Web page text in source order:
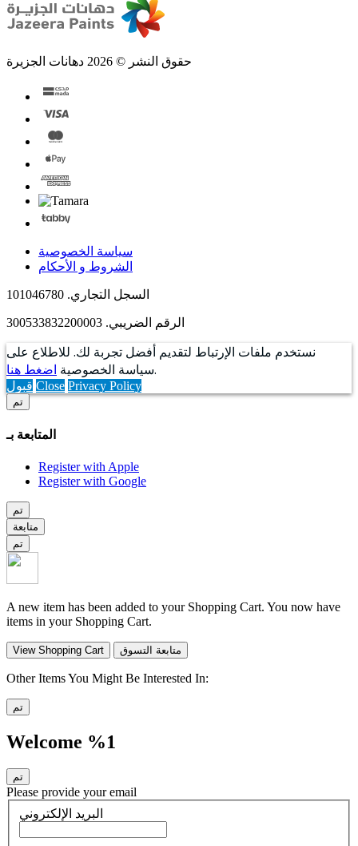
حقوق النشر © 2026 دهانات الجزيرة
سياسة الخصوصية
الشروط و الأحكام
السجل التجاري. 101046780
الرقم الضريبي. 300533832200003
نستخدم ملفات الإرتباط لتقديم أفضل تجربة لك. للاطلاع على
سياسة الخصوصية اضغط هنا .
قبول Close Privacy Policy
تم
المتابعة بـ
Register with Apple
Register with Google
تم
متابعة
تم
A new item has been added to your Shopping Cart. You now have
items in your Shopping Cart.
View Shopping Cart متابعة التسوق
Other Items You Might Be Interested In:
تم
Welcome %1
تم
Please provide your email
البريد الإلكتروني